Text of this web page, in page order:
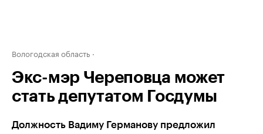
Вологодская область
Экс-мэр Череповца может
стать депутатом Госдумы
Должность Вадиму Германову предложил